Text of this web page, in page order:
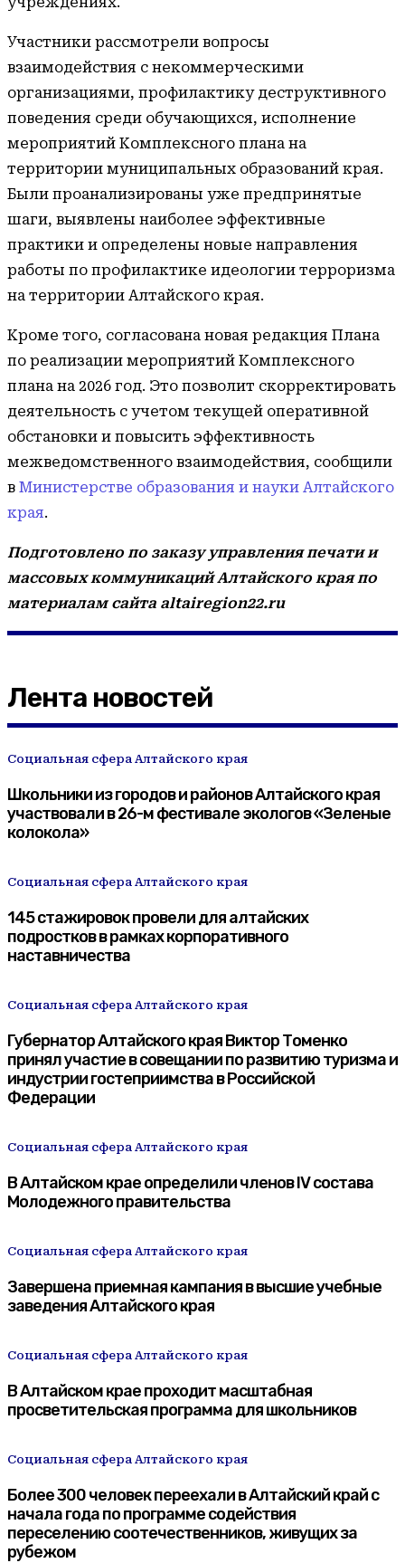
Участники рассмотрели вопросы
взаимодействия с некоммерческими
организациями, профилактику деструктивного
поведения среди обучающихся, исполнение
мероприятий Комплексного плана на
территории муниципальных образований края.
Были проанализированы уже предпринятые
шаги, выявлены наиболее эффективные
практики и определены новые направления
работы по профилактике идеологии терроризма
на территории Алтайского края.
Кроме того, согласована новая редакция Плана
по реализации мероприятий Комплексного
плана на 2026 год. Это позволит скорректировать
деятельность с учетом текущей оперативной
обстановки и повысить эффективность
межведомственного взаимодействия, сообщили
в Министерстве образования и науки Алтайского
края.
Подготовлено по заказу управления печати и
массовых коммуникаций Алтайского края по
материалам сайта altairegion22.ru
Лента новостей
Социальная сфера Алтайского края
Школьники из городов и районов Алтайского края
участвовали в 26-м фестивале экологов «Зеленые
колокола»
Социальная сфера Алтайского края
145 стажировок провели для алтайских
подростков в рамках корпоративного
наставничества
Социальная сфера Алтайского края
Губернатор Алтайского края Виктор Томенко
принял участие в совещании по развитию туризма и
индустрии гостеприимства в Российской
Федерации
Социальная сфера Алтайского края
В Алтайском крае определили членов IV состава
Молодежного правительства
Социальная сфера Алтайского края
Завершена приемная кампания в высшие учебные
заведения Алтайского края
Социальная сфера Алтайского края
В Алтайском крае проходит масштабная
просветительская программа для школьников
Социальная сфера Алтайского края
Более 300 человек переехали в Алтайский край с
начала года по программе содействия
переселению соотечественников, живущих за
рубежом